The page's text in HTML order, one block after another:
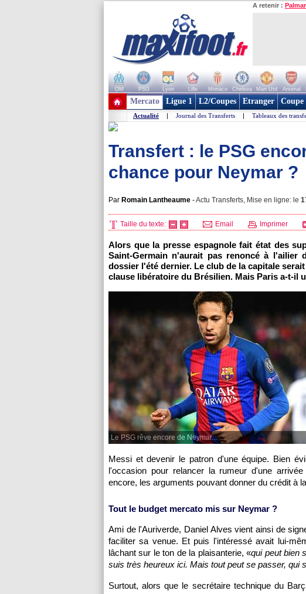
A retenir :
OM PSG Lyon Lille Monaco Chelsea Man Utd Arsenal
+ de clubs
Mercato Ligue 1 L2/Coupes Etranger
Actualité | Journal des Transferts | Tableaux des
Transfert : le PSG
chance pour Neymar ?
Par Romain Lantheaume -Actu Transferts, Mise en ligne: le
Taille du texte: Email Imprimer
Alors que la presse espagnole fait état des
Saint-Germain n'aurait pas renoncé à l'ailier
dossier l'été dernier. Le club de la capitale
clause libératoire du Brésilien. Mais Paris a-t-il
Le PSG rêve encore de Neymar...
Messi et devenir le patron d'une équipe. Bien
l'occasion pour relancer la rumeur d'une
encore, les arguments pouvant donner du crédit à
Tout le budget mercato mis sur Neymar ?
Ami de l'Auriverde, Daniel Alves vient ainsi de
faciliter sa venue. Et puis l'intéressé avait lui-
lâchant sur le ton de la plaisanterie, «qui peut bien
suis très heureux ici. Mais tout peut se passer, qui
Surtout, alors que le secrétaire technique du